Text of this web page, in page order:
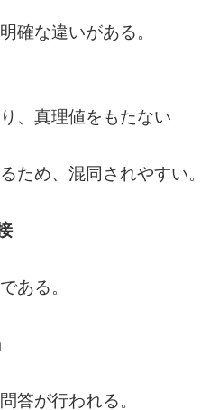
確な違いがある。
、真理値をもたない
ため、混同されやすい。
ある。
答が行われる。